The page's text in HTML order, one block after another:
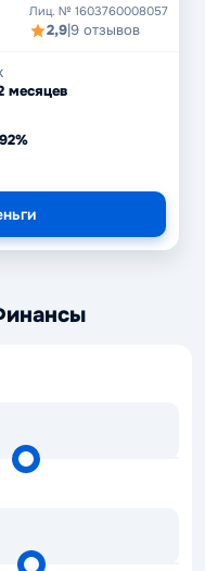
Лиц. № 1603760008057
2,9|9 отзывов
месяцев